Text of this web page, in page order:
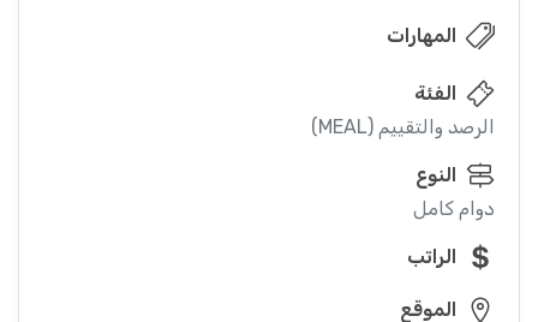
المهارات
الفئة
الرصد والتقييم (MEAL)
النوع
دوام كامل
الراتب
الموقع